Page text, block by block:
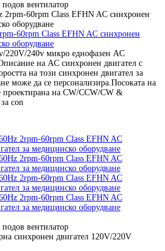
60rpm Class EFHN AC синхронен
оборудване
220V/240v микро еднофазен AC
на AC синхронен двигател с
на този синхронен двигател за
може да се персонализира.Посоката на
проектирана на CW/CCW/CW &
con
2rpm-60rpm Class EFHN AC
за медицинско оборудване
2rpm-60rpm Class EFHN AC
за медицинско оборудване
2rpm-60rpm Class EFHN AC
за медицинско оборудване
2rpm-60rpm Class EFHN AC
за медицинско оборудване